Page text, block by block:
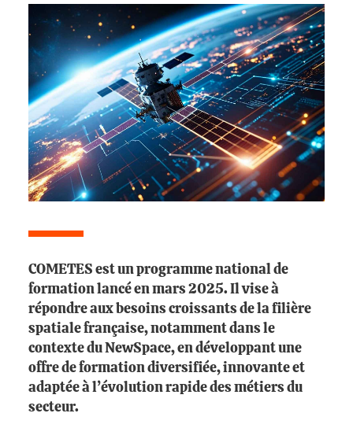
COMETES est un programme national de
formation lancé en mars 2025. Il vise à
répondre aux besoins croissants de la filière
spatiale française, notamment dans le
contexte du NewSpace, en développant une
offre de formation diversifiée, innovante et
adaptée à l’évolution rapide des métiers du
secteur.